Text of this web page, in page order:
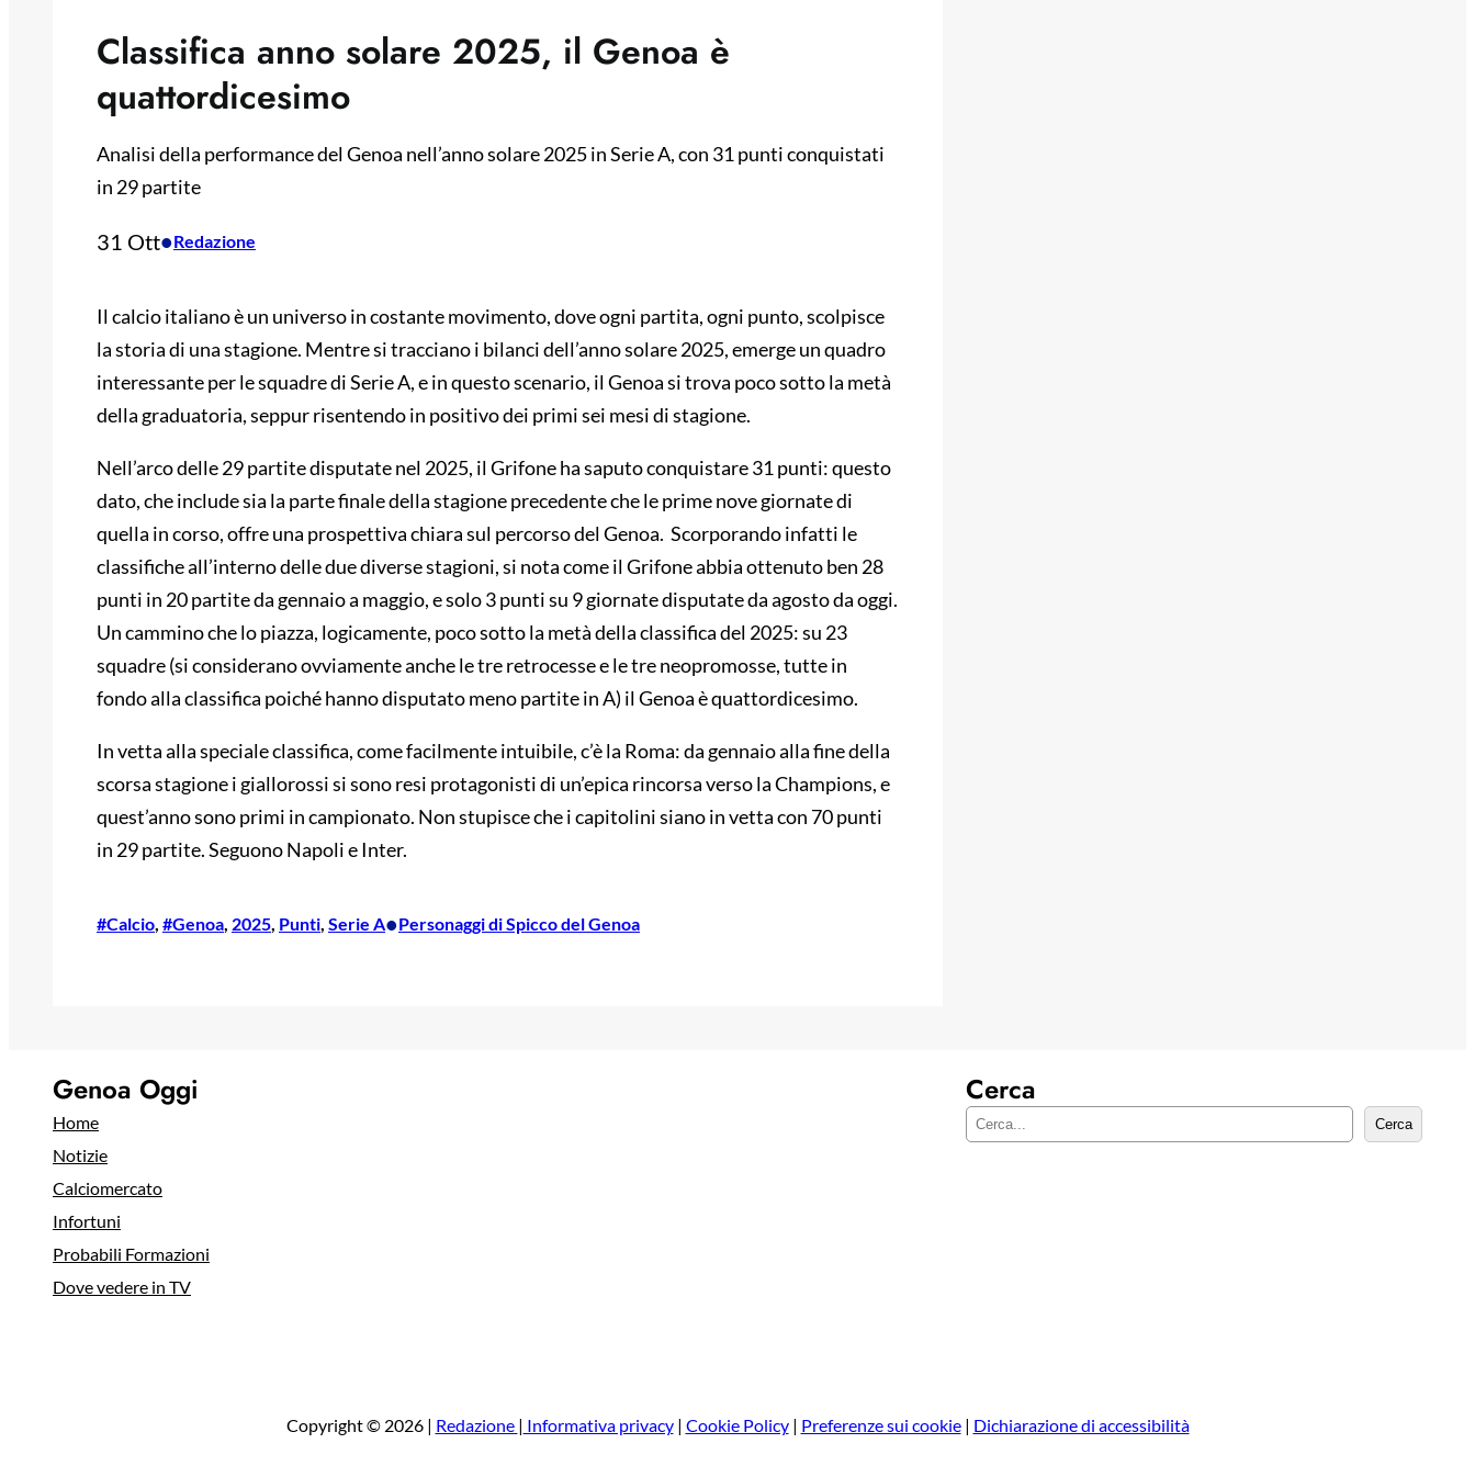
Classifica anno solare 2025, il Genoa è
quattordicesimo
Analisi della performance del Genoa nell’anno solare 2025 in Serie A, con 31 punti conquistati
in 29 partite
31 Ott•Redazione
Il calcio italiano è un universo in costante movimento, dove ogni partita, ogni punto, scolpisce
la storia di una stagione. Mentre si tracciano i bilanci dell’anno solare 2025, emerge un quadro
interessante per le squadre di Serie A, e in questo scenario, il Genoa si trova poco sotto la metà
della graduatoria, seppur risentendo in positivo dei primi sei mesi di stagione.
Nell’arco delle 29 partite disputate nel 2025, il Grifone ha saputo conquistare 31 punti: questo
dato, che include sia la parte finale della stagione precedente che le prime nove giornate di
quella in corso, offre una prospettiva chiara sul percorso del Genoa. Scorporando infatti le
classifiche all’interno delle due diverse stagioni, si nota come il Grifone abbia ottenuto ben 28
punti in 20 partite da gennaio a maggio, e solo 3 punti su 9 giornate disputate da agosto da oggi.
Un cammino che lo piazza, logicamente, poco sotto la metà della classifica del 2025: su 23
squadre (si considerano ovviamente anche le tre retrocesse e le tre neopromosse, tutte in
fondo alla classifica poiché hanno disputato meno partite in A) il Genoa è quattordicesimo.
In vetta alla speciale classifica, come facilmente intuibile, c’è la Roma: da gennaio alla fine della
scorsa stagione i giallorossi si sono resi protagonisti di un’epica rincorsa verso la Champions, e
quest’anno sono primi in campionato. Non stupisce che i capitolini siano in vetta con 70 punti
in 29 partite. Seguono Napoli e Inter.
#Calcio, #Genoa, 2025, Punti, Serie A•Personaggi di Spicco del Genoa
Genoa Oggi
Home
Notizie
Calciomercato
Infortuni
Probabili Formazioni
Dove vedere in TV
Cerca
C
Cerca
Copyright © 2026 | Redazione | Informativa privacy| Cookie Policy| Preferenze sui cookie| Dichiarazione di accessibilità